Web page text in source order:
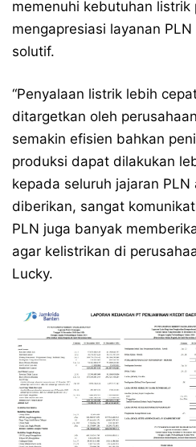
memenuhi kebutuhan listrik
mengapresiasi layanan
solutif.
“Penyalaan listrik lebih
ditargetkan oleh
semakin efisien bahkan
produksi dapat dilakukan
kepada seluruh jajaran
diberikan, sangat
PLN juga banyak
agar kelistrikan di
Lucky.